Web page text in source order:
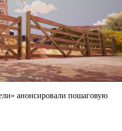
анонсировали пошаговую